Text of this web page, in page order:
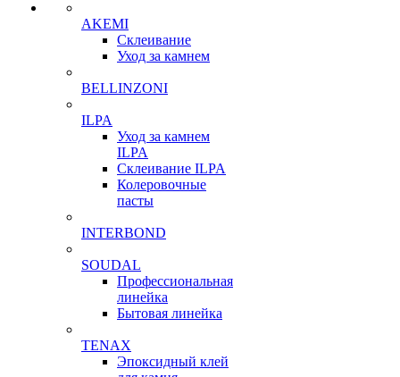
AKEMI
Склеивание
Уход за камнем
BELLINZONI
ILPA
Уход за камнем
ILPA
Склеивание ILPA
Колеровочные
пасты
INTERBOND
SOUDAL
Профессиональная
линейка
Бытовая линейка
TENAX
Эпоксидный клей